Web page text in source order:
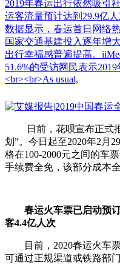
2019年春运出行依然吸引
运客流量预计达到29.9亿
数据显示，春运首日网络
国家交通基建投入逐年增
出行幸福感普遍提高。
51.6%的受访网民表示
<br><br>As usual,
日前，花呗宣布正式推
划”。今日起至2020年2月
格在100-2000元之间的车
手续费全免，该部分成本
春运火车票已启动预
客4.4亿人次
目前，2020春运火车票
可通过正规渠道或铁路部